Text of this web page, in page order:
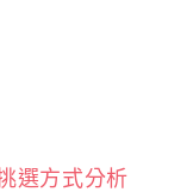
選方式分析